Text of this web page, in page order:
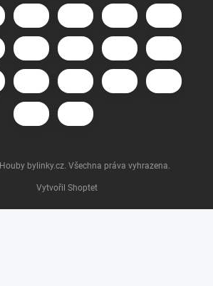
Vytvořil Shoptet
Houby bylinky.cz. Všechna práva vyhrazena.